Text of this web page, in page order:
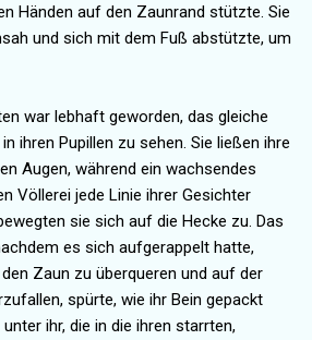
Händen auf den Zaunrand stützte. Sie
und sich mit dem Fuß abstützte, um
war lebhaft geworden, das gleiche
ihren Pupillen zu sehen. Sie ließen ihre
Augen, während ein wachsendes
Völlerei jede Linie ihrer Gesichter
sie sich auf die Hecke zu. Das
es sich aufgerappelt hatte,
Zaun zu überqueren und auf der
spürte, wie ihr Bein gepackt
ihr, die in die ihren starrten,